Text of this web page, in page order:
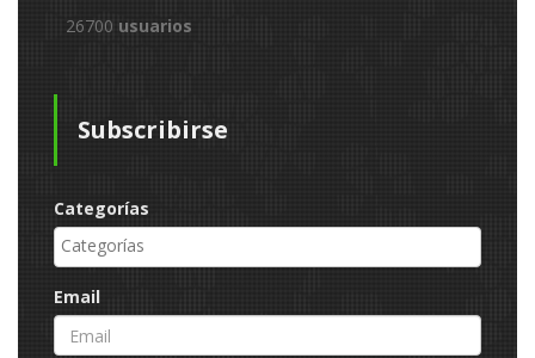
26700 usuarios
Subscribirse
Categorías
Email